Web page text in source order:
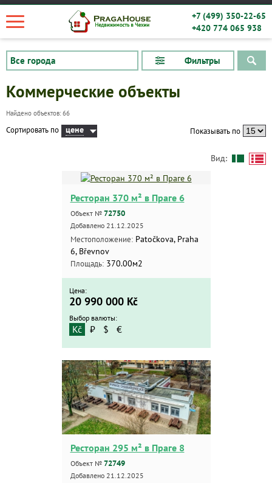
+7 (499) 350-22-65
+420 774 065 938
Фильтры
Коммерческие объекты
Найдено объектов: 66
Сортировать по цене Показывать по
Вид:
Ресторан 370 м² в Праге 6
Объект № 72750
Добавлено 21.12.2025
Местоположение:Patočkova, Praha
6, Břevnov
Площадь:370.00м2
Цена:
20 990 000 Kč
Выбор валюты:
Kč ₽ $ €
Ресторан 295 м² в Праге 8
Объект № 72749
Добавлено 21.12.2025